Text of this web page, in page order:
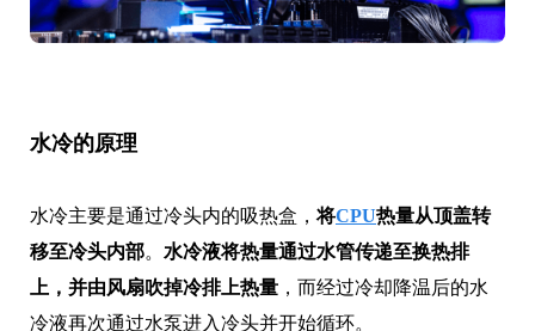
水冷的原理
水冷主要是通过冷头内的吸热盒，将CPU热量从顶盖转
移至冷头内部。 水冷液将热量通过水管传递至换热排
上，并由风扇吹掉冷排上热量 ，而经过冷却降温后的水
冷液再次通过水泵进入冷头并开始循环。